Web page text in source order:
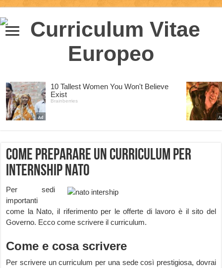
Come preparare un curriculum per
internship Nato
Per sedi
importanti
come la Nato, il riferimento per le offerte di lavoro è il sito del
Governo. Ecco come scrivere il curriculum.
Come e cosa scrivere
Per scrivere un curriculum per una sede così prestigiosa, dovrai